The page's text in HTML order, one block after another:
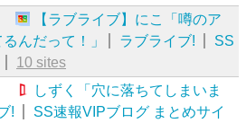
【ラブライブ】にこ「噂のア
んだって！」
ラブライブ!
SS
10 sites
しずく「穴に落ちてしまいま
!
SS速報VIPブログ まとめサイ